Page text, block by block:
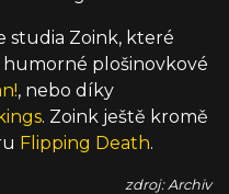
studia Zoink, které
plošinovkové
, nebo díky
. Zoink ještě kromě
Flipping Death.
zdroj: Archiv